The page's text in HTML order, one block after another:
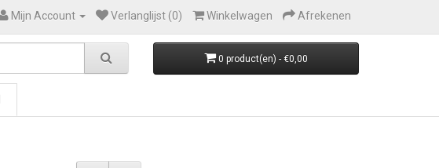
Mijn Account Verlanglijst (0) Winkelwagen Afrekenen
0 product(en) - €0,00